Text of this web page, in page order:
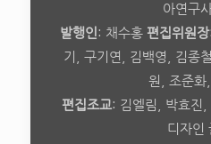
아연구
발행인: 채수홍 편집위원장
기, 구기연, 김백영, 김종
원, 조준화
편집조교: 김엘림, 박효진,
디자인